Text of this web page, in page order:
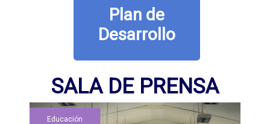
Plan de
Desarrollo
SALA DE PRENSA
Educación